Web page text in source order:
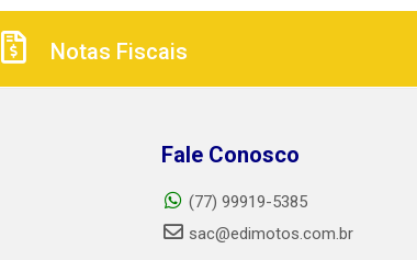
Notas Fiscais
Fale Conosco
(77) 99919-5385
sac@edimotos.com.br